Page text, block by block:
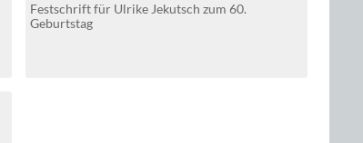
Festschrift für Ulrike Jekutsch zum 60.
Geburtstag